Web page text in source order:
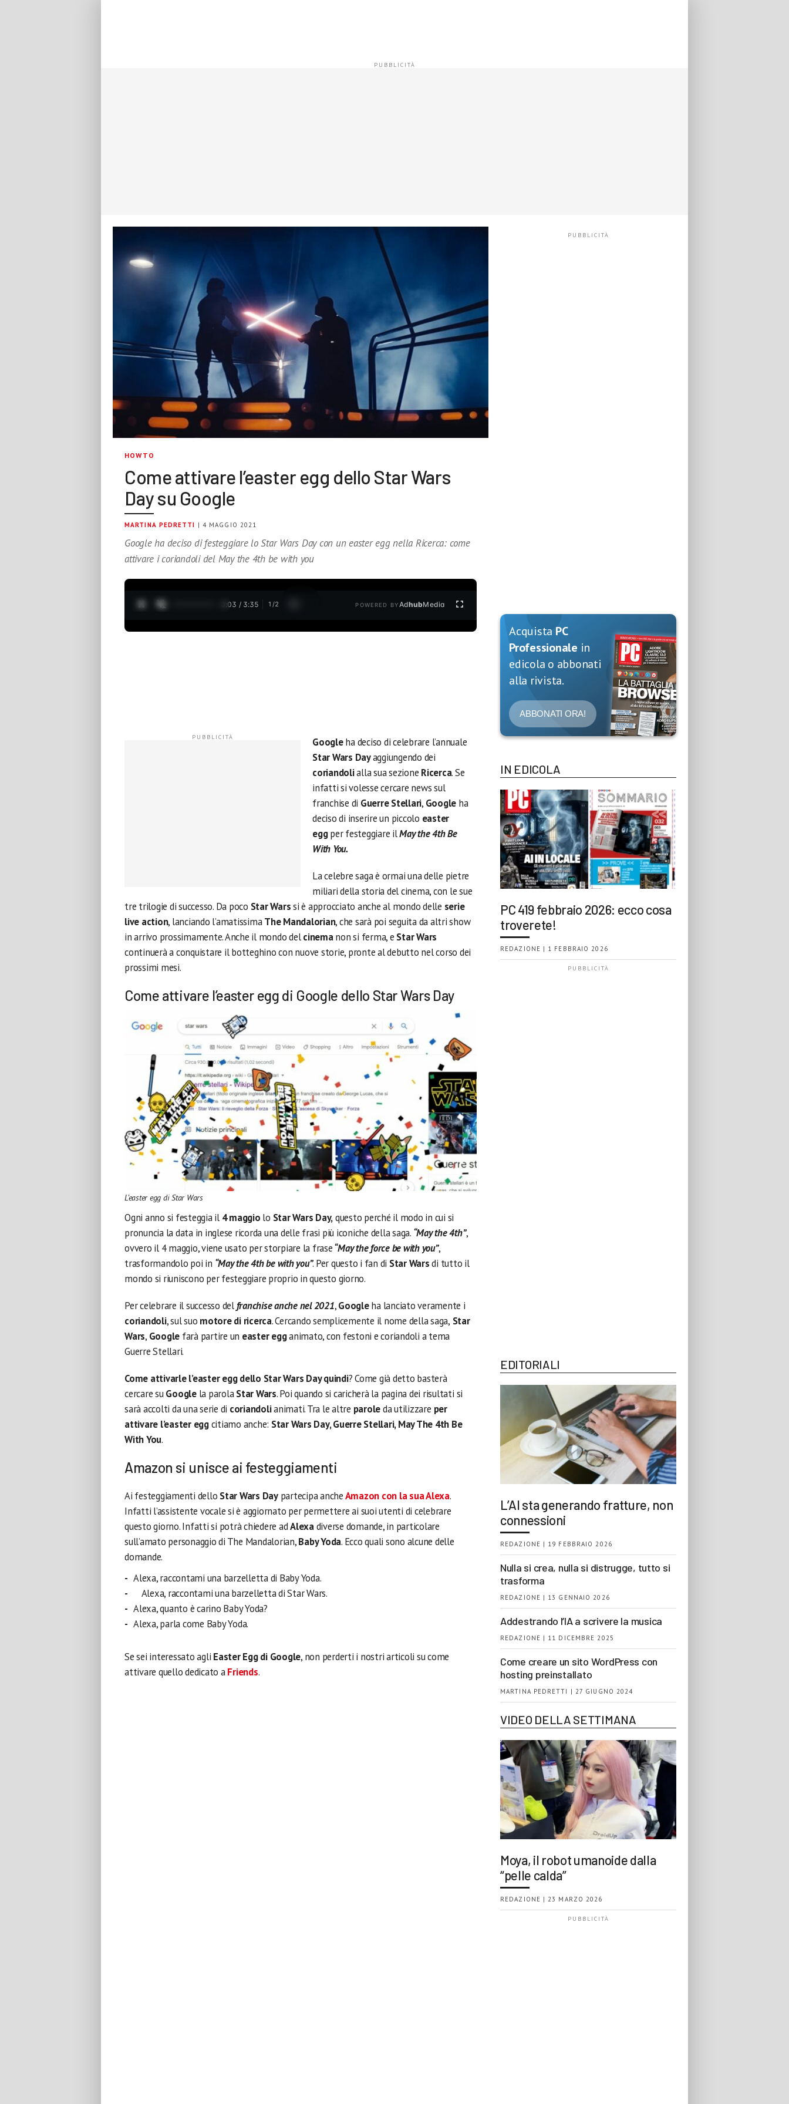
HOWTO
Come attivare l’easter egg dello Star Wars
Day su Google
MARTINA PEDRETTI | 4 MAGGIO 2021
Google ha deciso di festeggiare lo Star Wars Day con un easter egg nella Ricerca: come
attivare i coriandoli del May the 4th be with you
0:04 / 3:35 1 /2 POWERED BYAdhubMedia
Googleha deciso di celebrare l’annuale
Star Wars Dayaggiungendo dei
coriandolialla sua sezione Ricerca. Se
infatti si volesse cercare news sul
franchise di Guerre Stellari, Google ha
deciso di inserire un piccolo easter
eggper festeggiare ilMay the 4th Be
With You.
La celebre saga è ormai una delle pietre
miliari della storia del cinema, con le sue
tre trilogie di successo. Da poco Star Warssi è approcciato anche al mondo delle serie
live action, lanciando l’amatissimaThe Mandalorian, che sarà poi seguita da altri show
in arrivo prossimamente. Anche il mondo delcinemanon si ferma, e Star Wars
continuerà a conquistare il botteghino con nuove storie, pronte al debutto nel corso dei
prossimi mesi.
Come attivare l’easter egg di Google dello Star Wars Day
L’easter egg di Star Wars
Ogni anno si festeggia il 4 maggio lo Star Wars Day,questo perché il modo in cui si
pronuncia la data in inglese ricorda una delle frasi più iconiche della saga. “May the 4th”,
ovvero il 4 maggio, viene usato per storpiare la frase“May the force be with you”,
trasformandolo poi in “May the 4th be with you”. Per questo i fan di Star Warsdi tutto il
mondo si riuniscono per festeggiare proprio in questo giorno.
Per celebrare il successo del franchise anche nel 2021,Googleha lanciato veramente i
coriandoli, sul suo motore di ricerca. Cercando semplicemente il nome della saga, Star
Wars, Google farà partire un easter egganimato, con festoni e coriandoli a tema
Guerre Stellari.
Come attivarle l’easter egg dello Star Wars Day quindi? Come già detto basterà
cercare suGoogle la parolaStar Wars. Poi quando si caricherà la pagina dei risultati si
sarà accolti da una serie di coriandolianimati. Tra le altre paroleda utilizzare per
attivare l’easter eggcitiamo anche: Star Wars Day, Guerre Stellari, May The 4th Be
With You.
Amazon si unisce ai festeggiamenti
Ai festeggiamenti dello Star Wars Daypartecipa ancheAmazon con la suaAlexa.
Infatti l’assistente vocale si è aggiornato per permettere ai suoi utenti di celebrare
questo giorno. Infatti si potrà chiedere adAlexadiverse domande, in particolare
sull’amato personaggio di The Mandalorian,Baby Yoda. Ecco quali sono alcune delle
domande.
Alexa, raccontami una barzelletta di Baby Yoda.
Alexa, raccontami una barzelletta di Star Wars.
Alexa, quanto è carino Baby Yoda?
Alexa, parla come Baby Yoda.
Se sei interessato agli Easter Egg di Google, non perderti i nostri articoli su come
attivare quello dedicato aFriends.
Acquista PC
Professionale in
edicola o abbonati
alla rivista.
ABBONATI ORA!
IN EDICOLA
PC 419 febbraio 2026: ecco cosa
troverete!
REDAZIONE | 1 FEBBRAIO 2026
EDITORIALI
L’AI sta generando fratture, non
connessioni
REDAZIONE | 19 FEBBRAIO 2026
Nulla si crea, nulla si distrugge, tutto si
trasforma
REDAZIONE | 13 GENNAIO 2026
Addestrando l’IA a scrivere la musica
REDAZIONE | 11 DICEMBRE 2025
Come creare un sito WordPress con
hosting preinstallato
MARTINA PEDRETTI | 27 GIUGNO 2024
VIDEO DELLA SETTIMANA
Moya, il robot umanoide dalla
“pelle calda”
REDAZIONE | 23 MARZO 2026